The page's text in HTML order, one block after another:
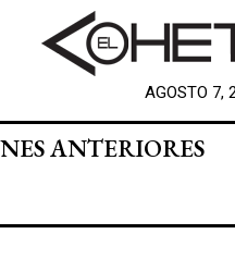
AGOSTO 7,
ANTERIORES